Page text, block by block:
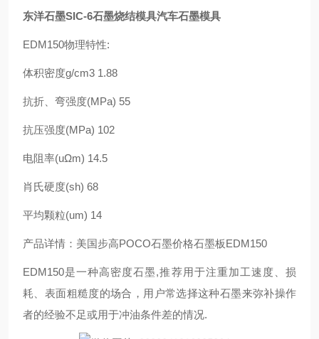
东洋石墨SIC-6石墨烧结模具汽车石墨模具
EDM150物理特性:
体积密度g/cm3 1.88
抗折、弯强度(MPa) 55
抗压强度(MPa) 102
电阻率(uΩm) 14.5
肖氏硬度(sh) 68
平均颗粒(um) 14
产品详情：美国步高POCO石墨价格石墨板EDM150
EDM150是一种高密度石墨,推荐用于注重加工速度、损
耗、表面粗糙度的场合，用户常选择这种石墨来弥补操作
者的经验不足或用于冲油条件差的情况.